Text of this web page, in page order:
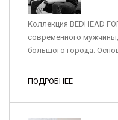
Коллекция BEDHEAD
современного
большого города.
ПОДРОБНЕЕ